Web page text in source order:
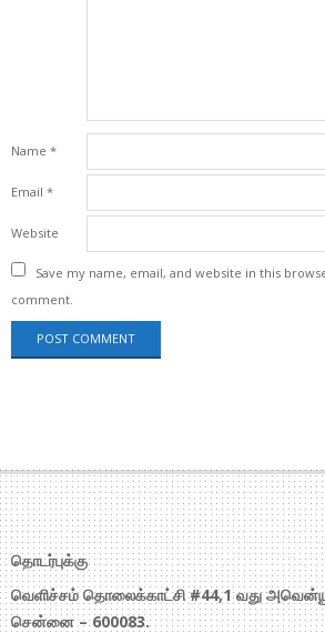
Name *
Email *
Website
Save my name, email, and website in this
comment.
தொடர்புக்கு
வெளிச்சம் தொலைக்காட்சி #44,1 வது
சென்னை – 600083.